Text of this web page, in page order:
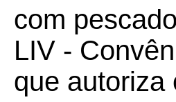
com
LIV -
que autoriza